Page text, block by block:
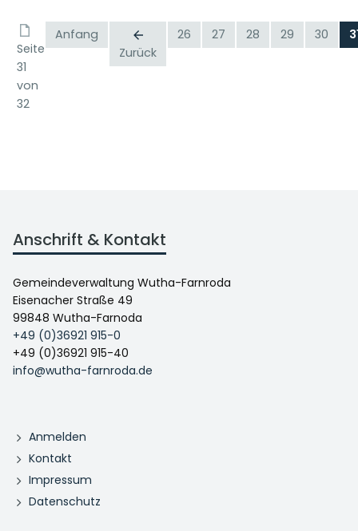
Seite
31
von
32
Anfang
Zurück
26 27 28 29 30
Anschrift & Kontakt
Gemeindeverwaltung Wutha-Farnroda
Eisenacher Straße 49
99848 Wutha-Farnoda
+49 (0)36921 915-0
+49 (0)36921 915-40
info@wutha-farnroda.de
Anmelden
Kontakt
Impressum
Datenschutz